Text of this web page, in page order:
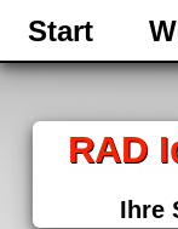
Start
RAD
Ihre